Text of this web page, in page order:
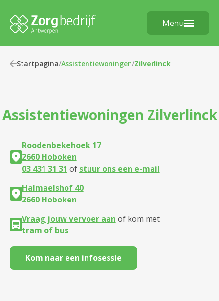
Menu
Startpagina/Assistentiewoningen/Zilverlinck
Assistentiewoningen Zilverlinck
Roodenbekehoek 17
2660 Hoboken
03 431 31 31 of stuur ons een e-mail
Halmaelshof 40
2660 Hoboken
Vraag jouw vervoer aan of kom met
tram of bus
Kom naar een infosessie